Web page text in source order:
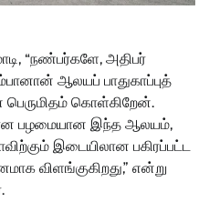
“நண்பர்களே, அதிபர்
ஆலயப் பாதுகாப்புத்
கொள்கிறேன்.
பழமையான இந்த ஆலயம்,
இடையிலான பகிரப்பட்ட
விளங்குகிறது,” என்று